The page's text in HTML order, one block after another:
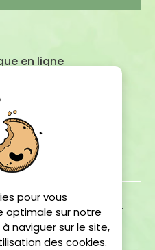
en ligne
Tous droits réservés.
pour vous
optimale sur notre
naviguer sur le site,
des cookies.